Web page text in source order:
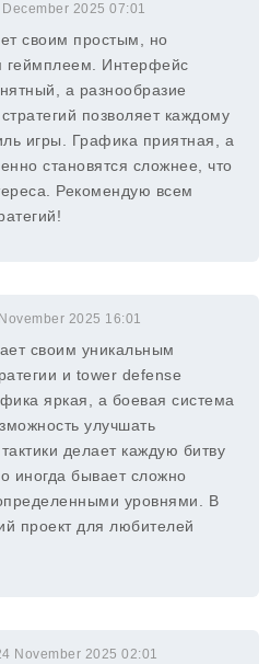
December 2025 07:01
своим простым, но
геймплеем. Интерфейс
а разнообразие
позволяет каждому
игры. Графика приятная, а
становятся сложнее, что
Рекомендую всем
2025 16:01
своим уникальным
и tower defense
яркая, а боевая система
улучшать
делает каждую битву
иногда бывает сложно
уровнями. В
проект для любителей
November 2025 02:01